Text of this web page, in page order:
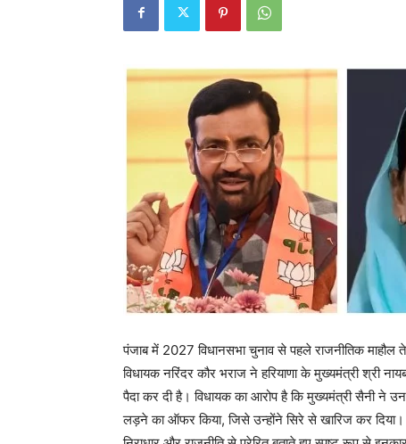
पंजाब में 2027 विधानसभा चुनाव से पहले राजनीतिक
विधायक नरिंदर कौर भराज ने हरियाणा के मुख्यमंत्री श्री
पैदा कर दी है। विधायक का आरोप है कि मुख्यमंत्री सैनी ने
लड़ने का ऑफर किया, जिसे उन्होंने सिरे से खारिज कर दिया।